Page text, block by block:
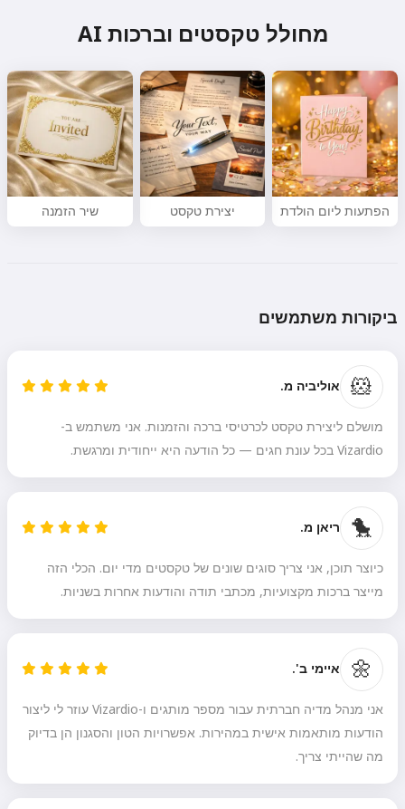
מחולל טקסטים וברכות AI
הפתעות ליום הולדת יצירת טקסט שיר הזמנה
ביקורות משתמשים
🐹 אוליביה מ.
מושלם ליצירת טקסט לכרטיסי ברכה והזמנות. אני משתמש ב-
Vizardio בכל עונת חגים — כל הודעה היא ייחודית ומרגשת.
🐤 ריאן מ.
כיוצר תוכן, אני צריך סוגים שונים של טקסטים מדי יום. הכלי הזה
מייצר ברכות מקצועיות, מכתבי תודה והודעות אחרות בשניות.
🌼 איימי ב'.
אני מנהל מדיה חברתית עבור מספר מותגים ו-Vizardio עוזר לי ליצור
הודעות מותאמות אישית במהירות. אפשרויות הטון והסגנון הן בדיוק
מה שהייתי צריך.